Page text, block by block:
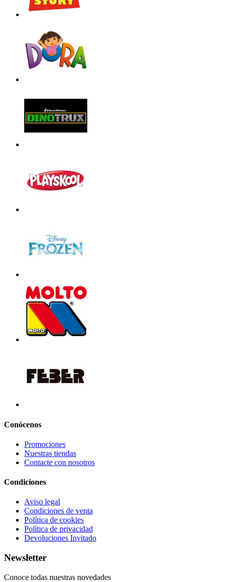
Conócenos
Promociones
Nuestras tiendas
Contacte con nosotros
Condiciones
Aviso legal
Condiciones de venta
Política de cookies
Política de privacidad
Devoluciones Invitado
Newsletter
Conoce todas nuestras novedades